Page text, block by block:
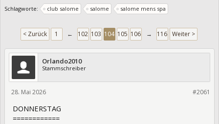
Schlagworte: club salome salome salome mens spa
< Zurück 1 ← 102 103 104 105 106 → 116 Weiter >
Orlando2010
Stammschreiber
#2061
28. Mai 2026
DONNERSTAG
============